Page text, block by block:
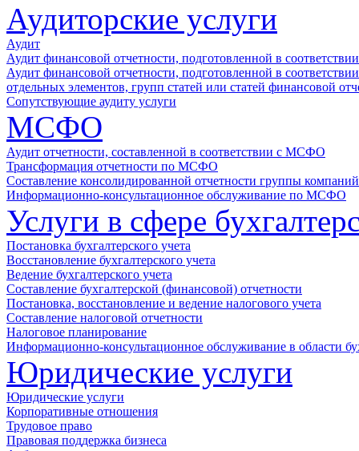
Аудиторские услуги
Аудит
Аудит финансовой отчетности, подготовленной в
Аудит финансовой отчетности, подготовленной в
отдельных элементов, групп статей или статей финансовой
Сопутствующие аудиту услуги
МСФО
Аудит отчетности, составленной в соответствии с МСФО
Трансформация отчетности по МСФО
Составление консолидированной отчетности группы
Информационно-консультационное обслуживание по МСФО
Услуги в сфере
Постановка бухгалтерского учета
Восстановление бухгалтерского учета
Ведение бухгалтерского учета
Составление бухгалтерской (финансовой) отчетности
Постановка, восстановление и ведение налогового учета
Составление налоговой отчетности
Налоговое планирование
Информационно-консультационное обслуживание в области
Юридические услуги
Юридические услуги
Корпоративные отношения
Трудовое право
Правовая поддержка бизнеса